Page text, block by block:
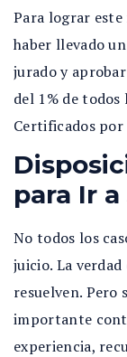
Para lograr
haber llevado
jurado y
del 1% de todos
Certificados por
para Ir
No todos los
juicio. La verdad
resuelven. Pero
importante
experiencia,